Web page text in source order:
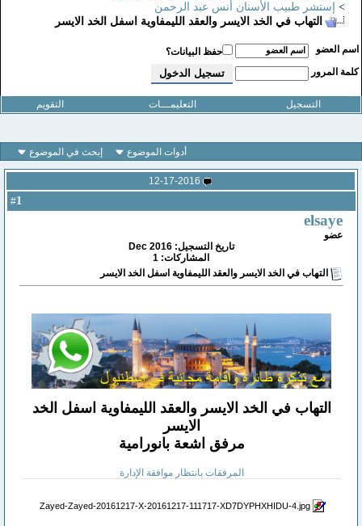
>إستشر طبيب الأسنان أنس عبد الرحمن
التهاب في الخد الايسر والعقد الليمفاوية اسفل الخد الايسر
اسم العضو
حفظ البيانات؟
كلمة المرور
التسجيل التعليمـــات التقويم
أدوات الموضوع إبحث في الموضوع
12-17-2016
elsaye
عضو
تاريخ التسجيل: Dec 2016
المشاركات: 1
التهاب في الخد الايسر والعقد الليمفاوية اسفل الخد الايسر
التهاب في الخد الايسر والعقد الليمفاوية اسفل الخد
الايسر
مرفق اشعة بانورامية
المرفقات بانتظار موافقة الإدارة
Zayed-Zayed-20161217-X-20161217-111717-XD7DYPHXHIDU-4.jpg‏